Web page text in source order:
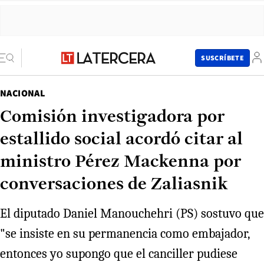
SUSCRÍBETE
NACIONAL
Comisión investigadora por
estallido social acordó citar al
ministro Pérez Mackenna por
conversaciones de Zaliasnik
El diputado Daniel Manouchehri (PS) sostuvo que
"se insiste en su permanencia como embajador,
entonces yo supongo que el canciller pudiese